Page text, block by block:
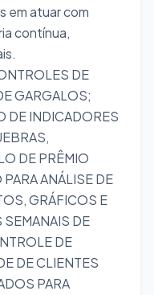
em atuar com
contínua,
DE
GARGALOS;
DE INDICADORES
DE PRÊMIO
ANÁLISE DE
GRÁFICOS E
SEMANAIS DE
DE
DE CLIENTES
PARA